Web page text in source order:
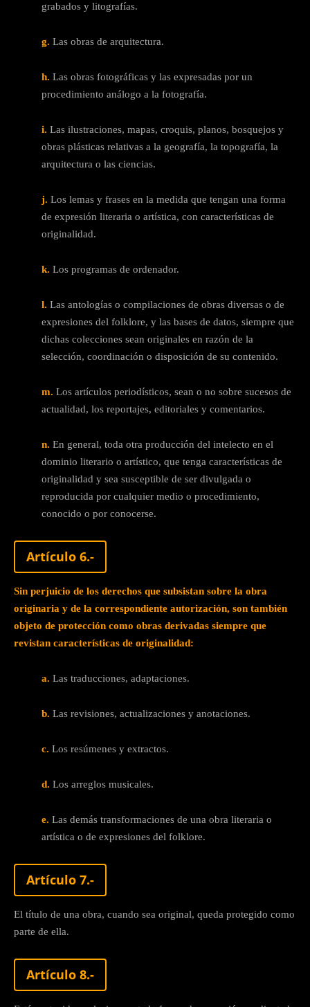
grabados y litografías.
g. Las obras de arquitectura.
h. Las obras fotográficas y las expresadas por un
procedimiento análogo a la fotografía.
i. Las ilustraciones, mapas, croquis, planos, bosquejos y
obras plásticas relativas a la geografía, la topografía, la
arquitectura o las ciencias.
j. Los lemas y frases en la medida que tengan una forma
de expresión literaria o artística, con características de
originalidad.
k. Los programas de ordenador.
l. Las antologías o compilaciones de obras diversas o de
expresiones del folklore, y las bases de datos, siempre que
dichas colecciones sean originales en razón de la
selección, coordinación o disposición de su contenido.
m. Los artículos periodísticos, sean o no sobre sucesos de
actualidad, los reportajes, editoriales y comentarios.
n. En general, toda otra producción del intelecto en el
dominio literario o artístico, que tenga características de
originalidad y sea susceptible de ser divulgada o
reproducida por cualquier medio o procedimiento,
conocido o por conocerse.
Artículo 6.-
Sin perjuicio de los derechos que subsistan sobre la obra
originaria y de la correspondiente autorización, son también
objeto de protección como obras derivadas siempre que
revistan características de originalidad:
a. Las traducciones, adaptaciones.
b. Las revisiones, actualizaciones y anotaciones.
c. Los resúmenes y extractos.
d. Los arreglos musicales.
e. Las demás transformaciones de una obra literaria o
artística o de expresiones del folklore.
Artículo 7.-
El título de una obra, cuando sea original, queda protegido como
parte de ella.
Artículo 8.-